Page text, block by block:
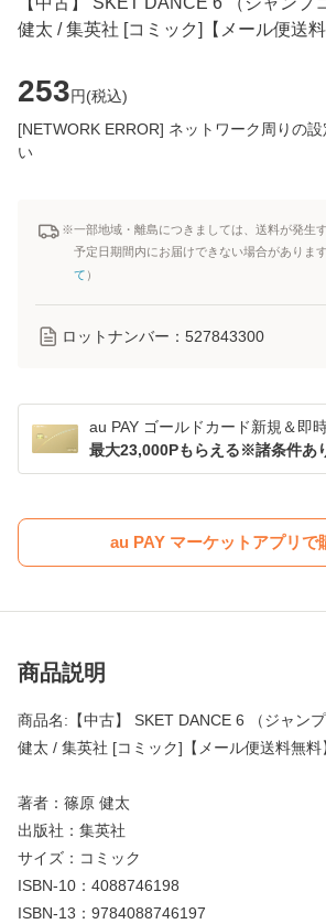
健太 / 集英社 [コミック]【メール便送料
253円(税込)
[NETWORK ERROR] ネットワーク周りの
い
※一部地域・離島につきましては、送料が発生
予定日期間内にお届けできない場合がありま
て ）
ロットナンバー： 527843300
au PAY ゴールドカード新規＆即
最大23,000Pもらえる※諸条件あ
au PAY マーケットアプリで
商品説明
商品名:【中古】 SKET DANCE 6 （ジャン
健太 / 集英社 [コミック]【メール便送料無料
著者：篠原 健太
出版社：集英社
サイズ：コミック
ISBN-10：4088746198
ISBN-13：9784088746197